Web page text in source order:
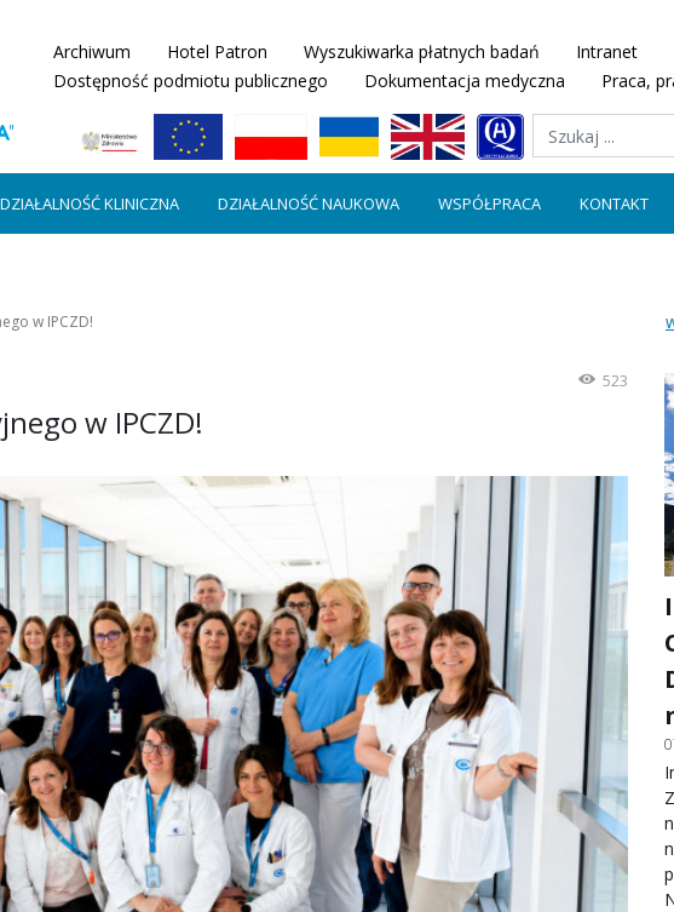
Archiwum Hotel Patron Wyszukiwarka płatnych badań Intranet
Dostępność podmiotu publicznego
Dokumentacja medyczna Praca,
DZIAŁALNOŚĆ KLINICZNA DZIAŁALNOŚĆ NAUKOWA WSPÓŁPRACA KONTAKT
w IPCZD!
523
w IPCZD!